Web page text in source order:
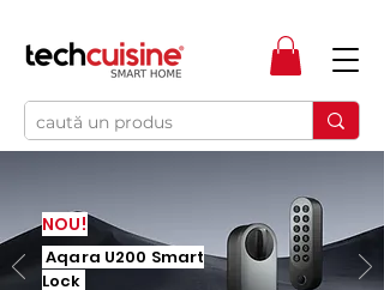
NOU!
Aqara U200 Smart
Lock